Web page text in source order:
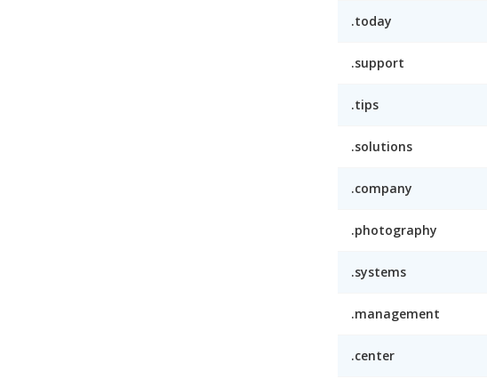
.today
.support
.tips
.solutions
.company
.photography
.systems
.management
.center